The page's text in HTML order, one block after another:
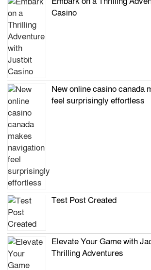
Casino
New online casino canada
feel surprisingly effortless
Test Post Created
Elevate Your Game with
Thrilling Adventures